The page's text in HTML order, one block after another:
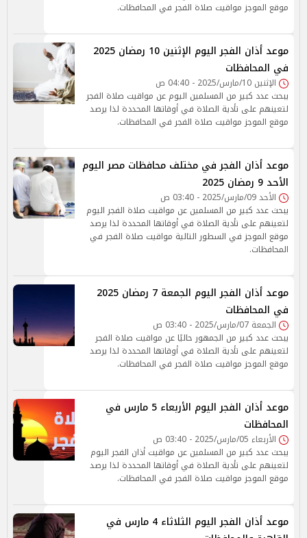
موقع الموجز مواقيت صلاة الفجر في المحافظات.
موعد أذان الفجر اليوم الإثنين 10 رمضان 2025
في المحافظات
الإثنين 10/مارس/2025 - 04:40 ص
يبحث عدد كبير من المسلمين اليوم عن مواقيت صلاة الفجر
لتعينهم على تأدية الصلاة في أوقاتها المحددة لذا يرصد
موقع الموجز مواقيت صلاة الفجر في المحافظات.
موعد أذان الفجر في مختلف محافظات مصر اليوم
الأحد 9 رمضان 2025
الأحد 09/مارس/2025 - 03:40 ص
يبحث عدد كبير من المسلمين عن مواقيت صلاة الفجر اليوم
لتعينهم على تأدية الصلاة في أوقاتها المحددة لذا يرصد
موقع الموجز في السطور التالية مواقيت صلاة الفجر في
المحافظات.
موعد أذان الفجر اليوم الجمعة 7 رمضان 2025
في المحافظات
الجمعة 07/مارس/2025 - 03:40 ص
يبحث عدد كبير من الجمهور حاليًا عن مواقيت صلاة الفجر
لتعينهم على تأدية الصلاة في أوقاتها المحددة لذا يرصد
موقع الموجز مواقيت صلاة الفجر في المحافظات.
موعد أذان الفجر اليوم الأربعاء 5 مارس في
المحافظات
الأربعاء 05/مارس/2025 - 03:40 ص
يبحث عدد كبير من المسلمين عن مواقيت أذان الفجر اليوم
لتعينهم على تأدية الصلاة في أوقاتها المحددة لذا يرصد
موقع الموجز مواقيت صلاة الفجر في المحافظات.
موعد أذان الفجر اليوم الثلاثاء 4 مارس في